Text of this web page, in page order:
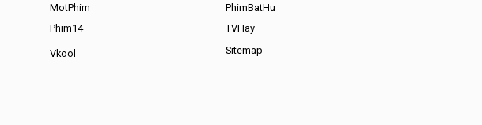
MotPhim
Phim14
Vkool
PhimBatHu
TVHay
Sitemap